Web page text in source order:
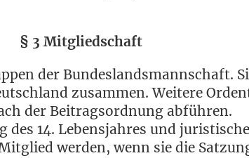
§ 3 Mitgliedschaft
der Bun­des­lands­mann­schaft.
zusam­men. Wei­te­re
der Bei­trags­ord­nung abführen.
14. Lebens­jah­res und
wer­den, wenn sie die